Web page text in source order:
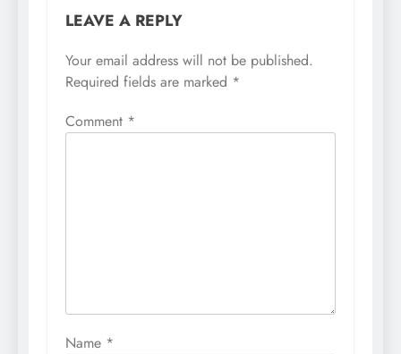
LEAVE A REPLY
Your email address will not be published.
Required fields are marked *
Comment *
Name *